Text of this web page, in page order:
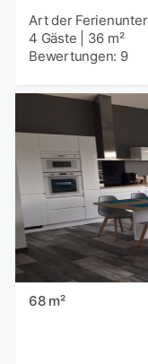
Art der
4 Gäste
36 m²
Bewertungen: 9
68 m²